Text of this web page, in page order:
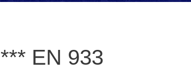
*** EN 933